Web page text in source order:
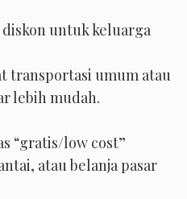
untuk keluarga
transportasi umum atau
lebih mudah.
“gratis/low cost”
atau belanja pasar